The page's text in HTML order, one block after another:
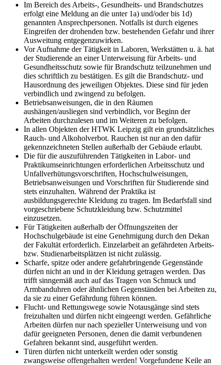
Im Bereich des Arbeits-, Gesundheits- und Brandschutzes
erfolgt eine Meldung an die unter 1a) und/oder bis 1d)
genannten Ansprechpersonen. Notfalls ist durch eigenes
Eingreifen der drohenden bzw. bestehenden Gefahr und ihrer
Ausweitung entgegenzuwirken.
Vor Aufnahme der Tätigkeit in Laboren, Werkstätten u. ä. hat
der Studierende an einer Unterweisung für Arbeits- und
Gesundheitsschutz sowie für Brandschutz teilzunehmen und
dies schriftlich zu bestätigen. Es gilt die Brandschutz- und
Hausordnung des jeweiligen Objektes. Diese sind für jeden
verbindlich und zwingend zu befolgen.
Betriebsanweisungen, die in den Räumen
aushängen/ausliegen sind verbindlich, vor Beginn der
Arbeiten durchzulesen und im Weiteren zu befolgen.
In allen Objekten der HTWK Leipzig gilt ein grundsätzliches
Rauch- und Alkoholverbot. Rauchen ist nur an den dafür
gekennzeichneten Stellen außerhalb der Gebäude erlaubt.
Die für die auszuführenden Tätigkeiten in Labor- und
Praktikumseinrichtungen erforderlichen Arbeitsschutz und
Unfallverhütungsvorschriften, Hochschulweisungen,
Betriebsanweisungen und Vorschriften für Studierende sind
stets einzuhalten. Während der Praktika ist
ausbildungsgerechte Kleidung zu tragen. Im Bedarfsfall sind
vorgeschriebene Schutzkleidung bzw. Schutzmittel
einzusetzen.
Für Tätigkeiten außerhalb der Öffnungszeiten der
Hochschulgebäude ist eine Genehmigung durch den Dekan
der Fakultät erforderlich. Einzelarbeit an gefährdeten Arbeits-
bzw. Studienarbeitsplätzen ist nicht zulässig.
Scharfe, spitze oder andere gefahrbringende Gegenstände
dürfen nicht an und in der Kleidung getragen werden. Das
trifft sinngemäß auch auf das Tragen von Schmuck und
Armbanduhren oder ähnlichen Gegenständen bei Arbeiten zu,
da sie zu einer Gefährdung führen können.
Flucht- und Rettungswege sowie Notausgänge sind stets
freizuhalten und dürfen nicht eingeengt werden. Gefährliche
Arbeiten dürfen nur nach spezieller Unterweisung und von
dafür geeigneten Personen, denen die damit verbundenen
Gefahren bekannt sind, ausgeführt werden.
Türen dürfen nicht unterkeilt werden oder sonstig
zwangsweise offengehalten werden! Vorgefundene Keile an